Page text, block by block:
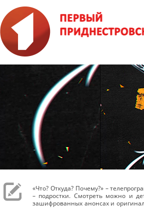
«Что? Откуда? Почему?» –
– подростки. Смотреть можно и
зашифрованных анонсах и